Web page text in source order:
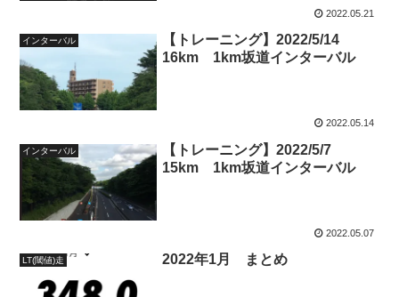
2022.05.21
インターバル
【トレーニング】2022/5/14
16km 1km坂道インターバル
2022.05.14
インターバル
【トレーニング】2022/5/7
15km 1km坂道インターバル
2022.05.07
LT(閾値)走 2022年1月 まとめ